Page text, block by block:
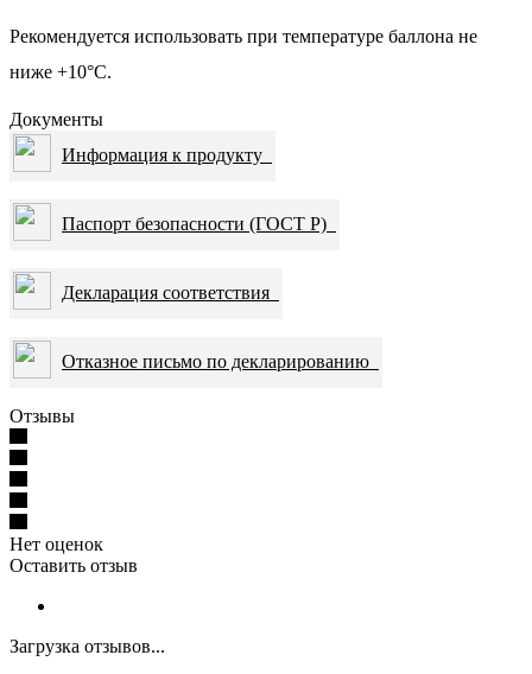
Рекомендуется использовать при температуре баллона не
ниже +10°С.
Документы
Информация к продукту
Паспорт безопасности (ГОСТ Р)
Декларация соответствия
Отказное письмо по декларированию
Отзывы
Нет оценок
Оставить отзыв
Загрузка отзывов...